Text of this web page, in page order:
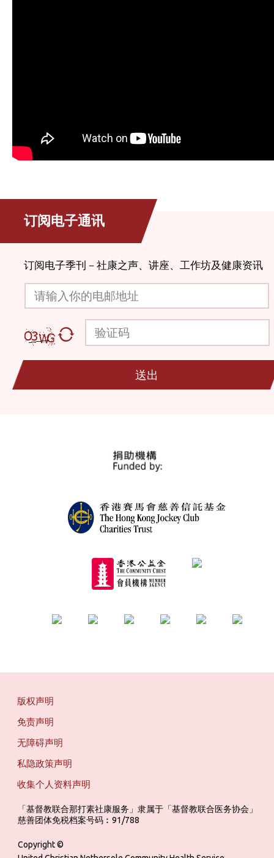
订阅电子通讯
订阅电子季刊－社康之声、讲座、工作坊及健康资讯
请输入你的电邮地址
验证码
送出
版权声明
免责声明
无障碍声明
私隐政策声明
收集个人资料声明
「基督教联合那打素社康服务」隶属于「基督教联合医务协会」
慈善团体免税档案号码︰91/788
Copyright ©